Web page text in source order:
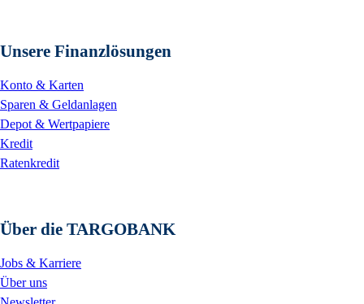
Unsere Finanzlösungen
Konto & Karten
Sparen & Geldanlagen
Depot & Wertpapiere
Kredit
Ratenkredit
Über die TARGOBANK
Jobs & Karriere
Über uns